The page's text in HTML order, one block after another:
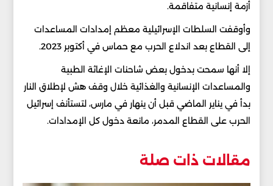
أزمة إنسانية متفاقمة.
وأوقفت السلطات الإسرائيلية معظم إمدادات المساعدات
إلى القطاع بعد اندلاع الحرب مع حماس في أكتوبر 2023.
إلا أنها سمحت بدخول بعض شاحنات الإغاثة الطبية
والمساعدات الإنسانية والغذائية خلال وقف هش لإطلاق النار
بدأ في يناير الماضي قبل أن ينهار في مارس، لتستأنف إسرائيل
الحرب على القطاع المدمر، مانعة دخول كل الإمدادات.
مقالات ذات صلة